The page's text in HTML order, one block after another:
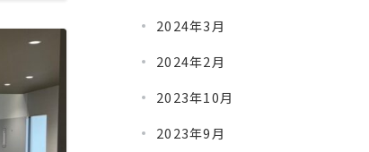
2024年3月
2024年2月
2023年10月
2023年9月